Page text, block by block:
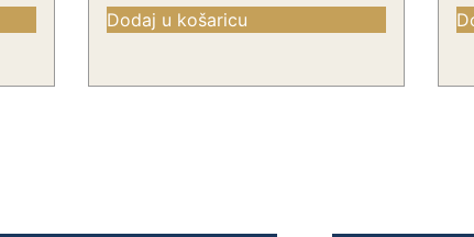
Dodaj u košaricu